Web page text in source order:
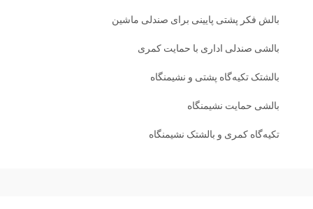
بالش فکر پشتی پایینی برای صندلی ماشین
بالشی صندلی اداری با حمایت کمری
بالشتک تکیه‌گاه پشتی و نشیمنگاه
بالشی حمایت نشیمنگاه
تکیه‌گاه کمری و بالشتک نشیمنگاه